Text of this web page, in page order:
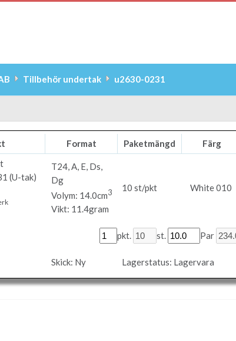
Tillbehör undertak u2630-0231
Format Paketmängd Färg
(U-tak)
T24, A, E, Ds,
Dg
Volym: 14.0cm3
Vikt: 11.4gram
10 st/pkt White 010
pkt. st. Par
Skick: Ny Lagerstatus: Lagervara